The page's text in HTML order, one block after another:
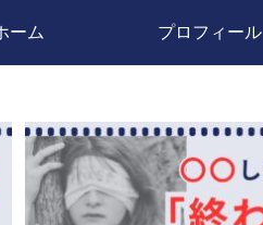
ーム プロフィール